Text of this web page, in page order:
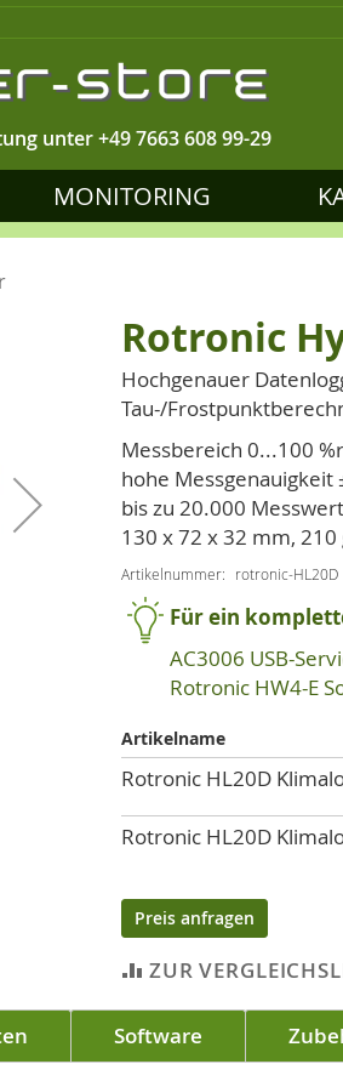
unter+49 7663 608 99-29
MONITORING
Rotronic
Hochgenauer
Tau-/
Messbereich 0...100
hohe Messgenauigkeit
bis zu 20.000
130 x 72 x 32 mm, 210
Artikelnummer rotronic-HL20D
Für ein
AC3006 USB-
Rotronic HW4-E
Artikel
gruppiertes
Artikelname
Rotronic HL20D
Rotronic HL20D
Preis anfragen
ZUR
Software